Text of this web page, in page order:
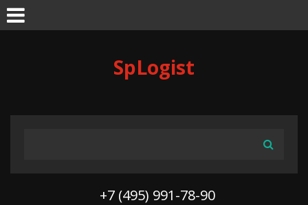
SpLogist
+7 (495) 991-78-90